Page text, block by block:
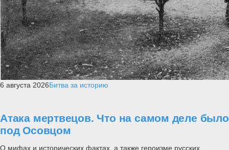
6 августа 2026Битва за историю
Атака мертвецов. Что на самом деле было
под Осовцом
О мифах и исторических фактах, а также героизме русских